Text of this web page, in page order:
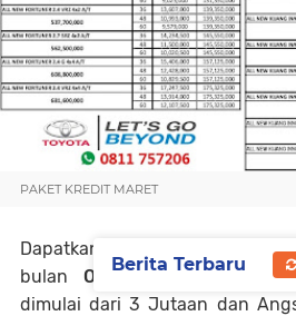
PAKET KREDIT MARET
Dapatkan Paket kredit Toyota
bulan Oktober 2018dengan
dimulai dari 3 Jutaan dan
Berita Terbaru